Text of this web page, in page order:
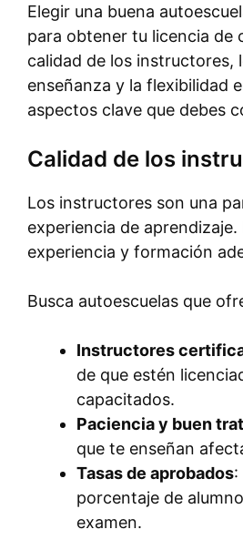
Elegir una buena
para obtener tu licencia de
calidad de los instructores,
enseñanza y la flexibilidad
aspectos clave que debes
Calidad de los
Los instructores son una
experiencia de
experiencia y formación
Busca autoescuelas que
Instructores
de que estén
capacitados.
Paciencia y buen
que te enseñan
Tasas de aprobados:
porcentaje de
examen.